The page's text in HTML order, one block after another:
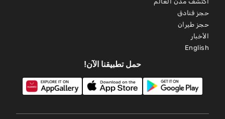
حجز فنادق
حجز طيران
الأخبار
English
حمل تطبيقنا الآن!